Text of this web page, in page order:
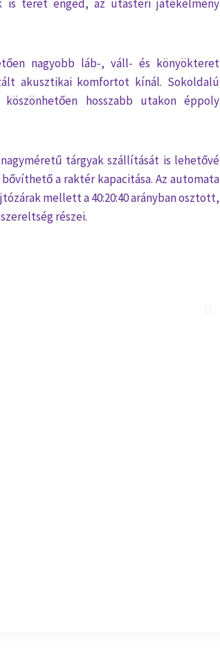
is teret enged, az utastéri játékélmény
nagyobb láb-, váll- és könyökteret
akusztikai komfortot kínál. Sokoldalú
hosszabb utakon éppoly
tárgyak szállítását is lehetővé
a raktér kapacitása. Az automata
mellett a 40:20:40 arányban osztott,
részei.